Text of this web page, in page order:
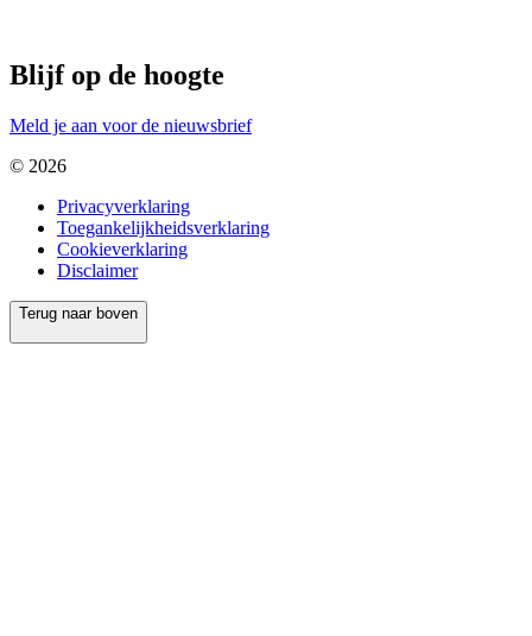
Blijf op de hoogte
Meld je aan voor de nieuwsbrief
© 2026
Privacyverklaring
Toegankelijkheidsverklaring
Cookieverklaring
Disclaimer
Terug naar boven